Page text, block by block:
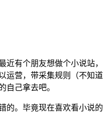
近有个朋友想做个小说站，
运营，带采集规则（不知道
自己拿去吧。
的。毕竟现在喜欢看小说的